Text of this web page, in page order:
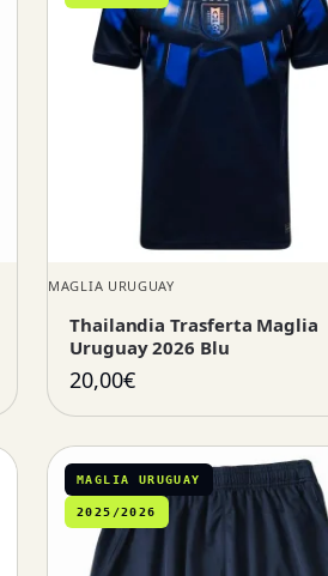
MAGLIA URUGUAY
Thailandia Trasferta Maglia
Uruguay 2026 Blu
20,00€
MAGLIA URUGUAY
2025/2026